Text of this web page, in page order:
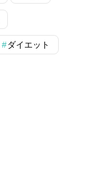
ダイエット